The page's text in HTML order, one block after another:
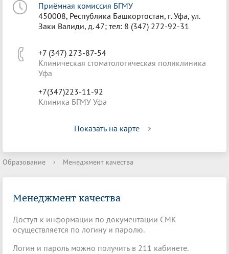
Приёмная комиссия БГМУ
450008, Республика Башкортостан, г. Уфа, ул.
Заки Валиди, д. 47; тел: 8 (347) 272-92-31
+7 (347) 273-87-54
Клиническая стоматологическая поликлиника
Уфа
+7(347)223-11-92
Клиника БГМУ Уфа
Показать на карте
Образование › Менеджмент качества
Менеджмент качества
Доступ к информации по документации СМК
осуществляется по логину и паролю.
Логин и пароль можно получить в 211 кабинете.